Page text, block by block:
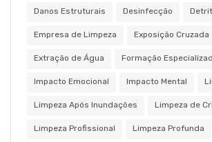
Danos Estruturais Desinfecção
Empresa de Limpeza Exposição Cruzada
Extração de Água Formação
Impacto Emocional Impacto Mental
Limpeza Após Inundações Limpeza de
Limpeza Profissional Limpeza Profunda